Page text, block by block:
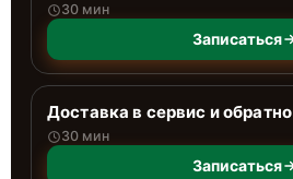
30 мин
Записаться
Доставка в сервис и обратно
30 мин
Записаться